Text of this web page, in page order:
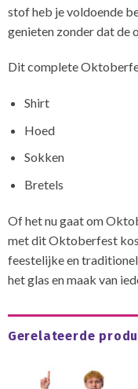
stof heb je voldoende
genieten zonder dat de
Dit complete
Shirt
Hoed
Sokken
Bretels
Of het nu gaat om
met dit Oktoberfest
feestelijke en
het glas en maak van
Gerelateerde